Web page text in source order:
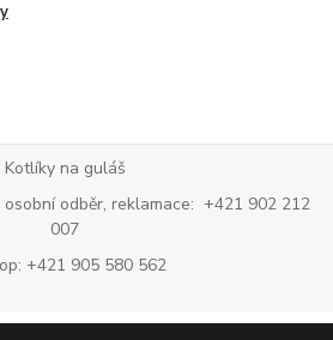
Kotlíky na guláš
odběr, reklamace: +421 902 212
007
+421 905 580 562